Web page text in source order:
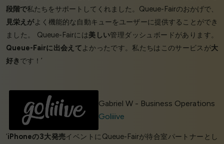
段階で私たちをサポートしてくれました。Queue-Fairのおかげで、
見栄えがよく機能的な自動キューをユーザーに提供することができ
ました。 Queue-Fairには美しい管理ダッシュボードがあります。
Queue-Fairに出会えてよかったです。私たちはこのサービスが大
好きです！’
Gabriel W - Business Operations
Goliiive
‘iPhoneの3大発売イベントにQueue-Fairが待合室パートナーとし